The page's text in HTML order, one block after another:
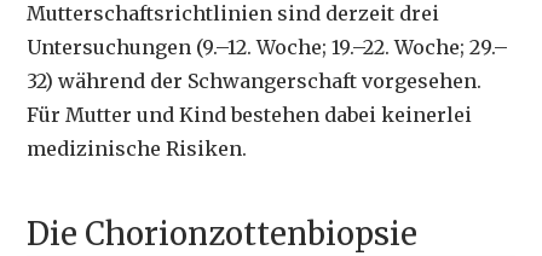
Mutterschaftsrichtlinien sind derzeit drei
Untersuchungen (9.–12. Woche; 19.–22. Woche; 29.–
32) während der Schwangerschaft vorgesehen.
Für Mutter und Kind bestehen dabei keinerlei
medizinische Risiken.
Die Chorionzottenbiopsie